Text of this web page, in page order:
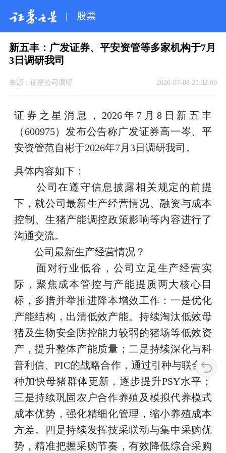
| 股票
新五丰：广发证券、平安资管等多家机构于7月
3日调研我司
来源： 证星公司调研 2026-07-08 21:32:09
证券之星消息，2026年7月8日新五丰
（600975）发布公告称广发证券高一岑、平
安资管范自彬于2026年7月3日调研我司。
具体内容如下：
公司在遵守信息披露相关规定的前提
下，就公司最新生产经营情况、融资与成本
控制、生猪产能调控政策影响等内容进行了
沟通交流。
公司最新生产经营情况？
面对行业低谷，公司立足生产经营实
际，聚焦成本管控与产能提质两大核心目
标，多措并举推进降本增效工作：一是优化
产能结构，出清低效产能。持续淘汰低效母
猪及生物安全防控能力较弱的猪场等低效资
产，提升整体产能质量；二是持续深化与科
普利信、PIC的战略合作，通过引种与联合育
种加快母猪群体更新，逐步提升PSY水平；
三是持续巩固农户合作养殖及模拟代养模式
成本优势，强化精细化管理，缩小养殖成本
方差。四是持续发挥技采联动与集中采购优
势，精准把握采购节奏，有效降低综合采购